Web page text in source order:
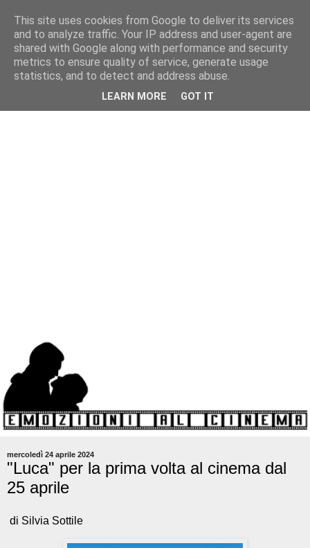
mercoledì 24 aprile 2024
"Luca" per la prima volta al cinema dal
25 aprile
di Silvia Sottile
This site uses cookies from Google to deliver its services
and to analyze traffic. Your IP address and user-agent are
shared with Google along with performance and security
metrics to ensure quality of service, generate usage
statistics, and to detect and address abuse.
LEARN MORE GOT IT